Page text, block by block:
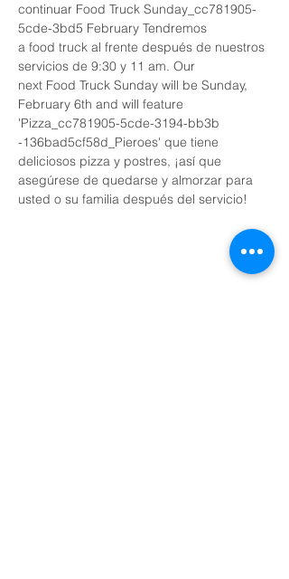
continuar Food Truck Sunday_cc781905-
5cde-3bd5 February Tendremos
a food truck al frente después de nuestros
servicios de 9:30 y 11 am. Our
next Food Truck Sunday will be Sunday,
February 6th and will feature
'Pizza_cc781905-5cde-3194-bb3b
-136bad5cf58d_Pieroes' que tiene
deliciosos pizza y postres, ¡así que
asegúrese de quedarse y almorzar para
usted o su familia después del servicio!